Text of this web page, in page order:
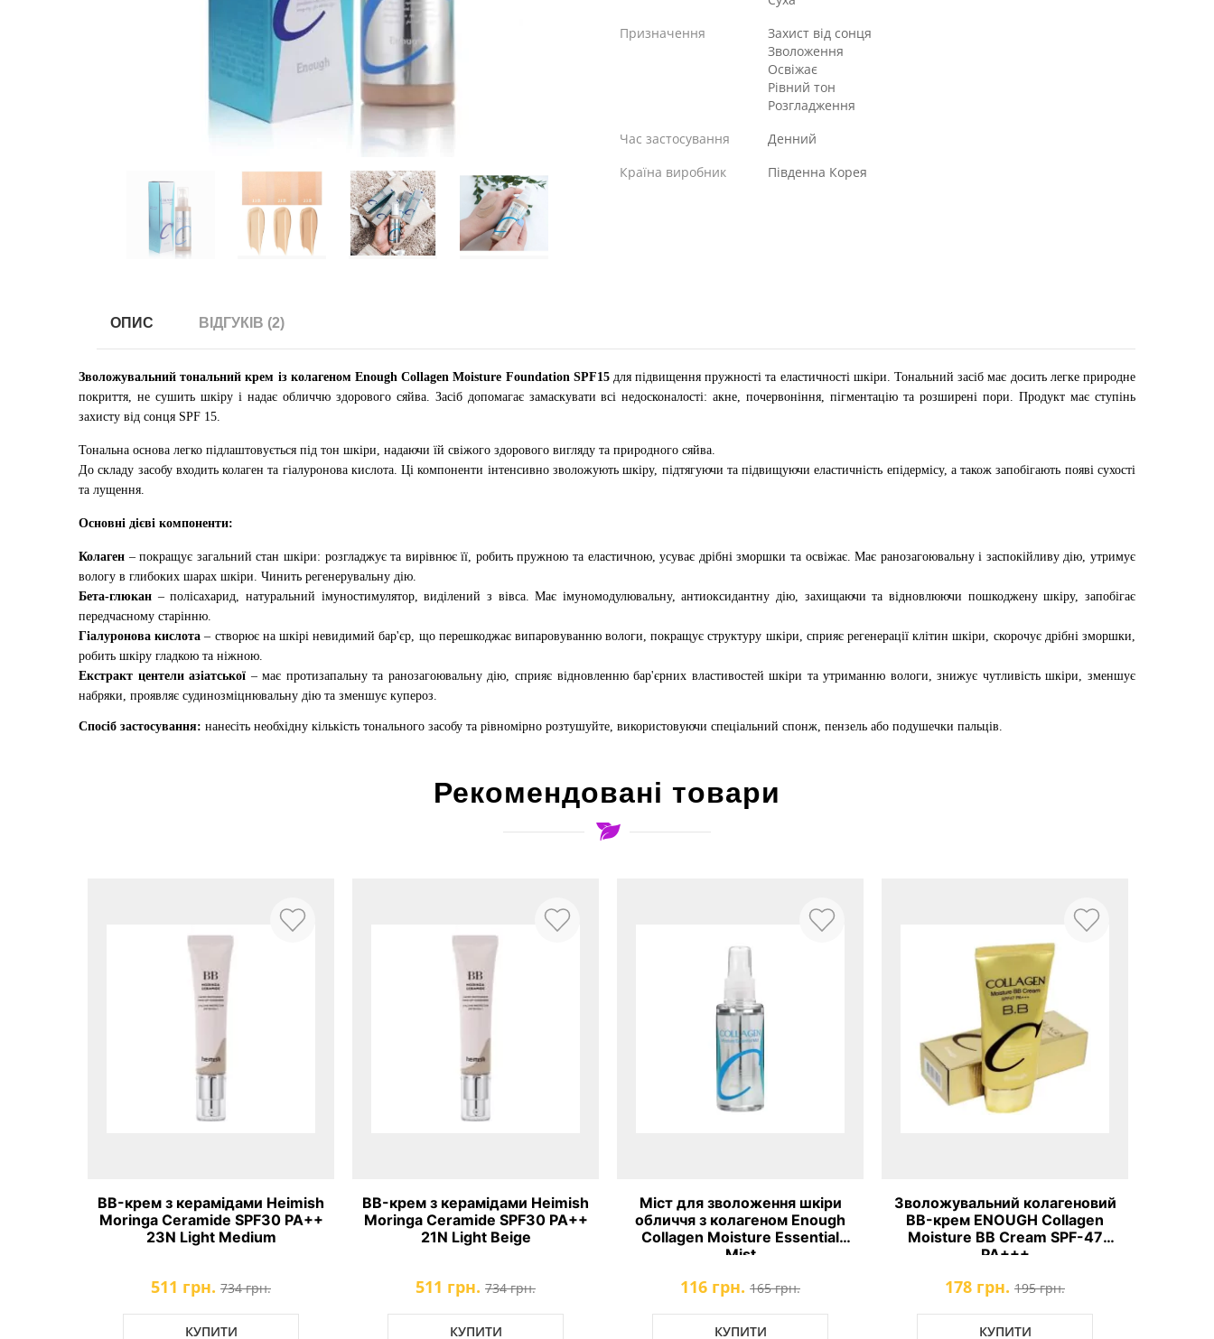
Призначення
Захист від сонця
Зволоження
Освіжає
Рівний тон
Розгладження
Час застосування
Денний
Країна виробник
Південна Корея
ОПИС ВІДГУКІВ (2)
Зволожувальний тональний крем із колагеном Enough Collagen Moisture Foundation SPF15 для підвищення пружності та еластичності шкіри. Тональний засіб має досить легке природне
покриття, не сушить шкіру і надає обличчю здорового сяйва. Засіб допомагає замаскувати всі недосконалості: акне, почервоніння, пігментацію та розширені пори. Продукт має ступінь
захисту від сонця SPF 15.
Тональна основа легко підлаштовується під тон шкіри, надаючи їй свіжого здорового вигляду та природного сяйва.
До складу засобу входить колаген та гіалуронова кислота. Ці компоненти інтенсивно зволожують шкіру, підтягуючи та підвищуючи еластичність епідермісу, а також запобігають появі сухості
та лущення.
Основні дієві компоненти:
Колаген – покращує загальний стан шкіри: розгладжує та вирівнює її, робить пружною та еластичною, усуває дрібні зморшки та освіжає. Має ранозагоювальну і заспокійливу дію, утримує
вологу в глибоких шарах шкіри. Чинить регенерувальну дію.
Бета-глюкан – полісахарид, натуральний імуностимулятор, виділений з вівса. Має імуномодулювальну, антиоксидантну дію, захищаючи та відновлюючи пошкоджену шкіру, запобігає
передчасному старінню.
Гіалуронова кислота – створює на шкірі невидимий бар'єр, що перешкоджає випаровуванню вологи, покращує структуру шкіри, сприяє регенерації клітин шкіри, скорочує дрібні зморшки,
робить шкіру гладкою та ніжною.
Екстракт центели азіатської – має протизапальну та ранозагоювальну дію, сприяє відновленню бар'єрних властивостей шкіри та утриманню вологи, знижує чутливість шкіри, зменшує
набряки, проявляє судинозміцнювальну дію та зменшує купероз.
Спосіб застосування: нанесіть необхідну кількість тонального засобу та рівномірно розтушуйте, використовуючи спеціальний спонж, пензель або подушечки пальців.
Рекомендовані товари
BB-крем з керамідами Heimish
Moringa Ceramide SPF30 PA++
23N Light Medium
511 грн. 734 грн.
КУПИТИ
BB-крем з керамідами Heimish
Moringa Ceramide SPF30 PA++
21N Light Beige
511 грн. 734 грн.
КУПИТИ
Міст для зволоження шкіри
обличчя з колагеном Enough
Collagen Moisture Essential
Mist
116 грн. 165 грн.
КУПИТИ
Зволожувальний колагеновий
BB-крем ENOUGH Collagen
Moisture BB Cream SPF-47
PA+++
178 грн. 195 грн.
КУПИТИ